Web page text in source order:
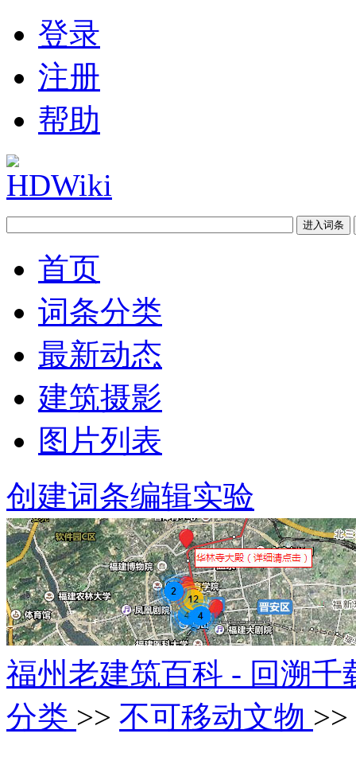
登录
注册
帮助
首页
词条分类
最新动态
建筑摄影
图片列表
创建词条编辑实验
福州老建筑百科 - 回溯
分类 >> 不可移动文物